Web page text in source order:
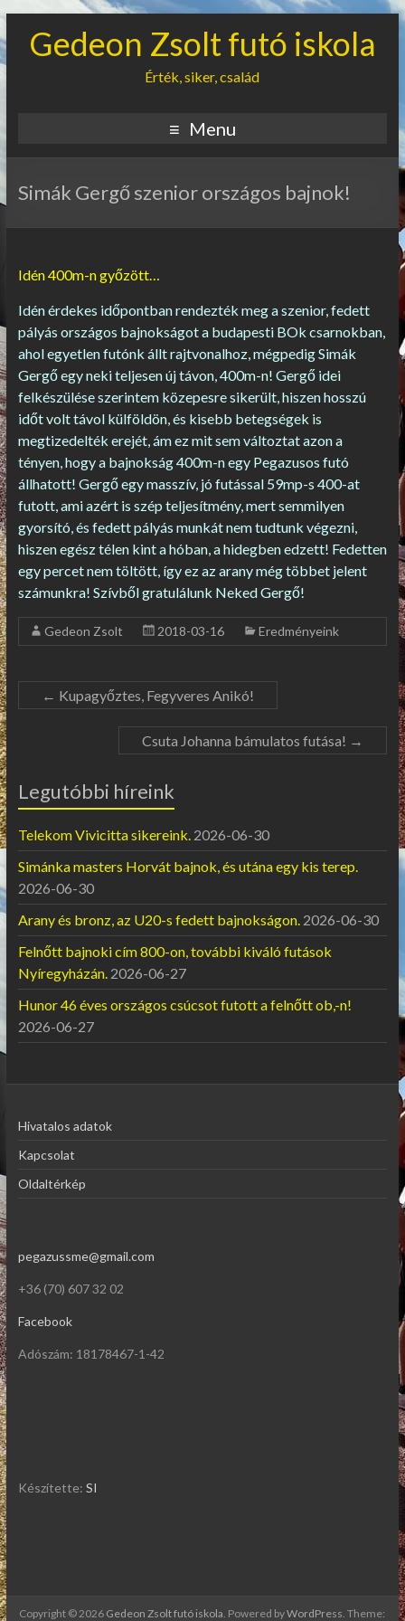
Gedeon Zsolt futó iskola
Érték, siker, család
Menu
Simák Gergő szenior országos bajnok!
Idén 400m-n győzött…
Idén érdekes időpontban rendezték meg a szenior, fedett
pályás országos bajnokságot a budapesti BOk csarnokban,
ahol egyetlen futónk állt rajtvonalhoz, mégpedig Simák
Gergő egy neki teljesen új távon, 400m-n! Gergő idei
felkészülése szerintem közepesre sikerült, hiszen hosszú
időt volt távol külföldön, és kisebb betegségek is
megtizedelték erejét, ám ez mit sem változtat azon a
tényen, hogy a bajnokság 400m-n egy Pegazusos futó
állhatott! Gergő egy masszív, jó futással 59mp-s 400-at
futott, ami azért is szép teljesítmény, mert semmilyen
gyorsító, és fedett pályás munkát nem tudtunk végezni,
hiszen egész télen kint a hóban, a hidegben edzett! Fedetten
egy percet nem töltött, így ez az arany még többet jelent
számunkra! Szívből gratulálunk Neked Gergő!
Gedeon Zsolt 2018-03-16 Eredményeink
← Kupagyőztes, Fegyveres Anikó!
Csuta Johanna bámulatos futása! →
Legutóbbi híreink
Telekom Vivicitta sikereink. 2026-06-30
Simánka masters Horvát bajnok, és utána egy kis terep.
2026-06-30
Arany és bronz, az U20-s fedett bajnokságon. 2026-06-30
Felnőtt bajnoki cím 800-on, további kiváló futások
Nyíregyházán. 2026-06-27
Hunor 46 éves országos csúcsot futott a felnőtt ob,-n!
2026-06-27
Hivatalos adatok
Kapcsolat
Oldaltérkép
pegazussme@gmail.com
+36 (70) 607 32 02
Facebook
Adószám: 18178467-1-42
Készítette: SI
Copyright © 2026 Gedeon Zsolt futó iskola. Powered byWordPress. Theme: